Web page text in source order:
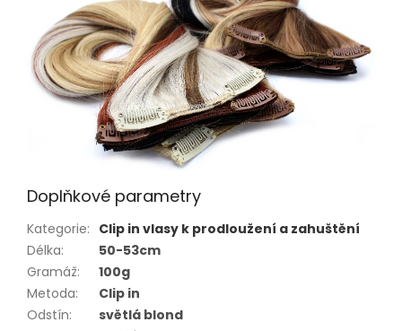
Doplňkové parametry
Kategorie: Clip in vlasy k prodloužení a zahuštění
Délka:
50-53cm
Gramáž:
100g
Metoda:
Clip in
Odstín:
světlá blond